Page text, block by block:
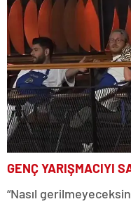
GENÇ YARIŞMACIYI
“Nasıl